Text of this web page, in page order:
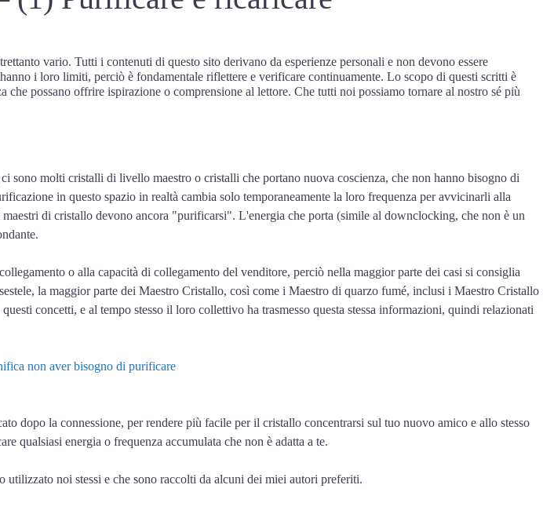
vario. Tutti i contenuti di questo sito derivano da esperienze personali e non devono essere
i loro limiti, perciò è fondamentale riflettere e verificare continuamente. Lo scopo di questi scritti è
possano offrire ispirazione o comprensione al lettore. Che tutti noi possiamo tornare al nostro sé più
molti cristalli di livello maestro o cristalli che portano nuova coscienza, che non hanno bisogno di
in questo spazio in realtà cambia solo temporaneamente la loro frequenza per avvicinarli alla
di cristallo devono ancora "purificarsi". L'energia che porta (simile al downclocking, che non è un
o alla capacità di collegamento del venditore, perciò nella maggior parte dei casi si consiglia
la maggior parte dei Maestro Cristallo, così come i Maestro di quarzo fumé, inclusi i Maestro Cristallo
concetti, e al tempo stesso il loro collettivo ha trasmesso questa stessa informazioni, quindi relazionati
non aver bisogno di purificare
dopo la connessione, per rendere più facile per il cristallo concentrarsi sul tuo nuovo amico e allo stesso
qualsiasi energia o frequenza accumulata che non è adatta a te.
noi stessi e che sono raccolti da alcuni dei miei autori preferiti.